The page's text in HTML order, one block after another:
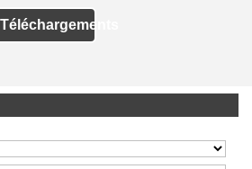
Téléchargements